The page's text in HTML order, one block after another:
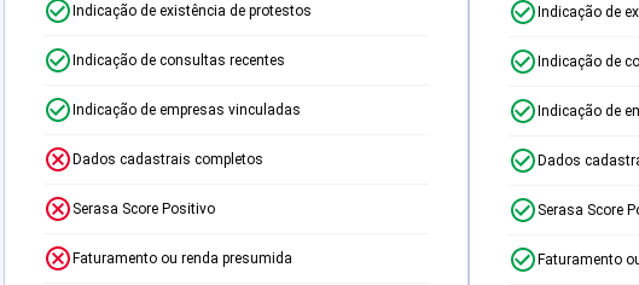
Indicação de existência de protestos
Indicação de consultas recentes
Indicação de empresas vinculadas
Dados cadastrais completos
Serasa Score Positivo
Faturamento ou renda presumida
Indicação de
Indicação de
Indicação de
Dados
Serasa Score
Faturamento